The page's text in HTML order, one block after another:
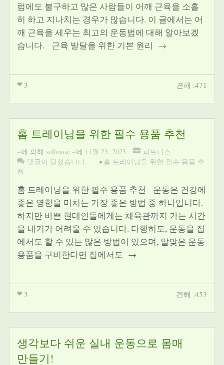
럼에도 불구하고 많은 사람들이 어깨 근육을 소홀
히 하고 지나치는 경우가 많습니다. 이 글에서는 어
깨 근육을 세우는 최고의 운동법에 대해 알아보겠
습니다. 근육 발달을 위한 기본 원리 →
3 견해 :471
홈 트레이닝을 위한 필수 용품 추천
~에 의해 solhouse ~에 11월 23, 2023
피트니스
댓글이 닫혔습니다.
• 홈 트레이닝을 위한 필수 용품 추
천
홈 트레이닝을 위한 필수 용품 추천 운동은 건강에
좋은 영향을 미치는 가장 좋은 방법 중 하나입니다.
하지만 바쁜 현대인들에게는 체육관까지 가는 시간
을 내기가 어려울 수 있습니다. 다행히도, 운동을 집
에서도 할 수 있는 많은 방법이 있으며, 알맞은 운동
용품을 구비한다면 집에서도 →
3 견해 :453
생각보다 쉬운 실내 운동으로 몸매
만들기!